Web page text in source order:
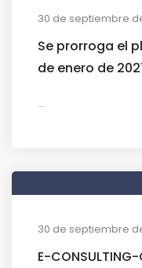
30 de septiembre
Se prorroga el
de enero de
...
30 de septiembre
E-